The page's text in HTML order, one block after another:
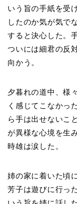
いう旨の手紙を受
したのか気が気で
すると決心した。
ついには細君の反
向かう。
夕暮れの道中、様
く感じてこなかっ
ら手は出せないこ
が異様な心境を生
時雄は涙した。
姉の家に着いた頃
芳子は遊びに行っ